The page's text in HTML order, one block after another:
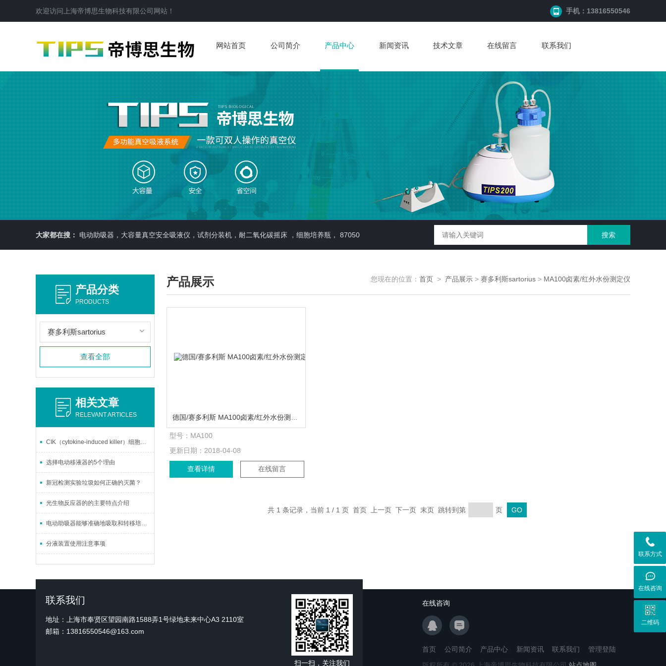
欢迎访问 上海帝博思生物科技有限公司 网站！ 手机：13816550546
网站首页 公司简介 产品中心 新闻资讯 技术文章 在线留言 联系我们
大家都在搜： 电动助吸器，大容量真空安全吸液仪，试剂分装机，耐二氧化碳摇床 ，细胞培养瓶， 87050
产品分类
PRODUCTS
赛多利斯sartorius
查看全部
相关文章
RELEVANT ARTICLES
CIK（cytokine-induced killer）细胞治疗技术
选择电动移液器的5个理由
新冠检测实验垃圾如何正确的灭菌？
光生物反应器的的主要特点介绍
电动助吸器能够准确地吸取和转移培养基、细胞悬液
分液装置使用注意事项
产品展示 您现在的位置： 首页 > 产品展示 > 赛多利斯sartorius > MA100卤素/红外水份测定仪
型号： MA100
更新日期： 2018-04-08
查看详情 在线留言
共 1 条记录，当前 1 / 1 页 首页 上一页 下一页 末页 跳转到第 页
联系我们
地址：上海市奉贤区望园南路1588弄1号绿地未来中心A3 2110室
邮箱：13816550546@163.com
扫一扫，关注我们
在线咨询
首页 公司简介 产品中心 新闻资讯 联系我们
管理登陆
联系方式
在线咨询
二维码